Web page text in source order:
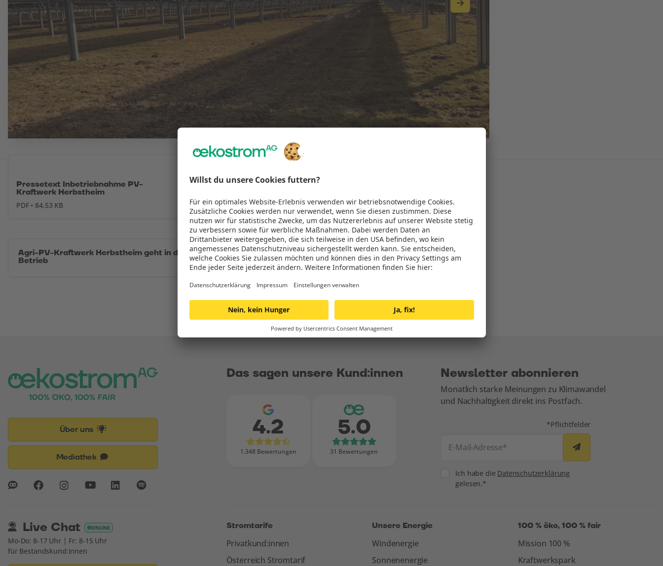
Pressetext Inbetriebnahme PV-
Kraftwerk Herbstheim
PDF • 84,53 KB
Agri-PV-Kraftwerk Herbstheim geht in den
Betrieb
Über uns
Mediathek
Live Chat ONLINE
Mo-Do: 8-17 Uhr | Fr: 8-15 Uhr
für Bestandskund:innen
Das sagen unsere Kund:innen
Bewertungen bei Google
4.2
1.348 Bewertungen
Bewertungen bei oekostrom
5.0
31 Bewertungen
Newsletter abonnieren
Monatlich starke Meinungen zu Klimawandel
und Nachhaltigkeit direkt ins Postfach.
Mit * markierte Felder sind
*Pflichtfelder
E-Mail-Adresse*
ConsentIch habe die Datenschutzerklärung
gelesen.*
Stromtarife
Privatkund:innen
Österreich Stromtarif
Unsere Energie
Windenergie
Sonnenenergie
100 % öko, 100 % fair
Mission 100 %
Kraftwerkspark